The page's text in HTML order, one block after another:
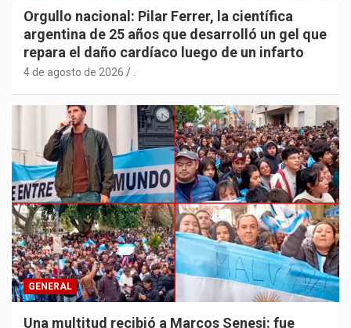
Orgullo nacional: Pilar Ferrer, la científica
argentina de 25 años que desarrolló un gel que
repara el daño cardíaco luego de un infarto
4 de agosto de 2026
GENERAL
Una multitud recibió a Marcos Senesi: fue